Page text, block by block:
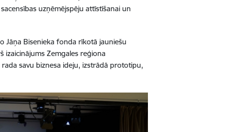
uzņēmējspēju attīstīšanai un
Jāņa Bisenieka fonda rīkotā jauniešu
izaicinājums Zemgales reģiona
savu biznesa ideju, izstrādā prototipu,